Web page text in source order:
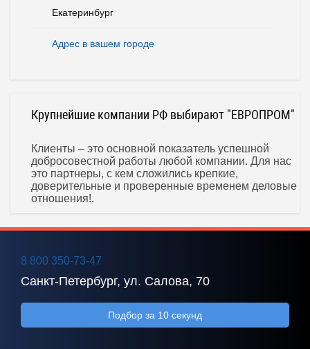
Екатеринбург
Адрес в вашем городе
Крупнейшие компании РФ выбирают "ЕВРОПРОМ"
Клиенты – это основной показатель успешной
добросовестной работы любой компании. Для нас
это партнеры, с кем сложились крепкие,
доверительные и проверенные временем деловые
отношения!.
8 800 350-73-47
Санкт-Петербург, ул. Салова, 70
Подбор за 10 секунд